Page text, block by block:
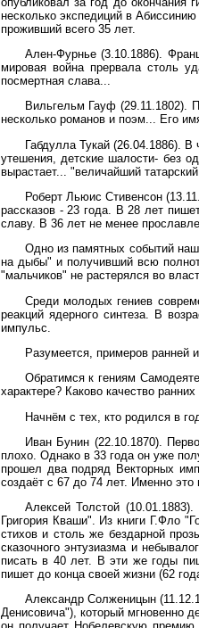
несколько экспедиций в
проживший всего 35 лет.
Ален-Фурнье (3.10.1886).
мировая война прервала столь
посмертная слава...
Вильгельм Гауф (29.11.1802).
несколько романов и поэм... Его
Габдулла Тукай (26.04.1886).
утешения, детские шалости- без
вырастает... "величайший
Роберт Льюис Стивенсон
рассказов - 23 года. В 28 лет
славу. В 36 лет не менее
Одно из памятных событий
на дыбы" и получивший всю
"мальчиков" не растерялся во
Среди молодых гениев
реакций ядерного синтеза. В
импульс.
Разумеется, примеров ранней
Обратимся к гениям
характере? Каково качество
Начнём с тех, кто родился в
Иван Бунин (22.10.1870).
плохо. Однако в 33 года он уже
прошел два подряд Векторных
создаёт с 67 до 74 лет. Именно
Алексей Толстой
Григория Кваши". Из книги Г.Фло
стихов и столь же бездарной
сказочного энтузиазма и
писать в 40 лет. В эти же годы
пишет до конца своей жизни (62
Александр Солженицын
Денисовича"), который мгновенно